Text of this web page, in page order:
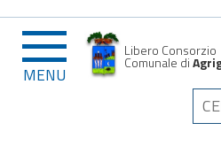
MENU
Libero Consorzio
Comunale di